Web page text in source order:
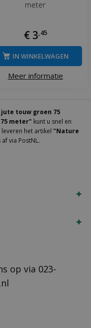
meter
€ 3,45
Meer informatie
IN WINKELWAGEN
touw groen 75
meter" kunt u snel en
het artikel "Nature
via PostNL.
op via 023-